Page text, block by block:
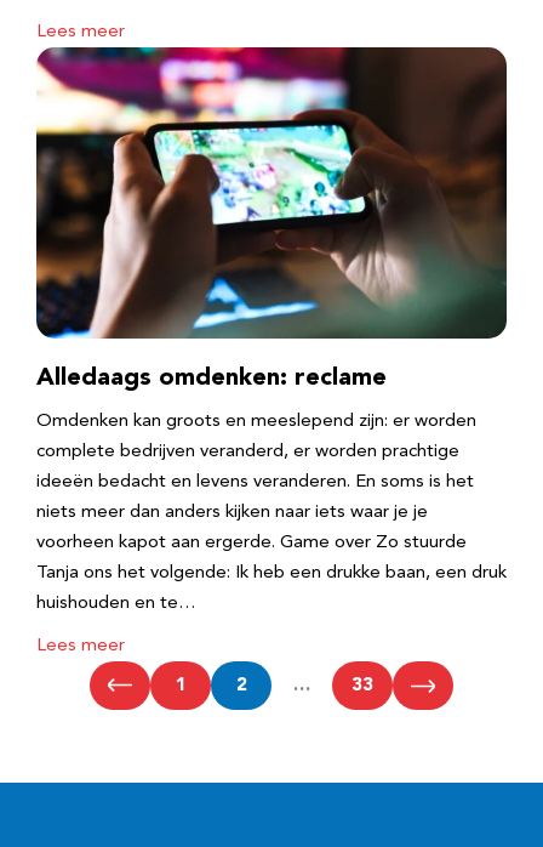
Lees meer
Alledaags omdenken: reclame
Omdenken kan groots en meeslepend zijn: er worden
complete bedrijven veranderd, er worden prachtige
ideeën bedacht en levens veranderen. En soms is het
niets meer dan anders kijken naar iets waar je je
voorheen kapot aan ergerde. Game over Zo stuurde
Tanja ons het volgende: Ik heb een drukke baan, een druk
huishouden en te…
Lees meer
1 2 … 33